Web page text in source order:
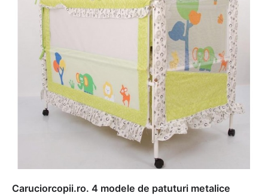
Caruciorcopii.ro. 4 modele de patuturi metalice